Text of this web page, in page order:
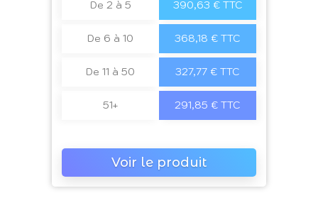
De 2 à 5 390,63 € TTC
De 6 à 10 368,18 € TTC
De 11 à 50 327,77 € TTC
51+ 291,85 € TTC
Voir le produit